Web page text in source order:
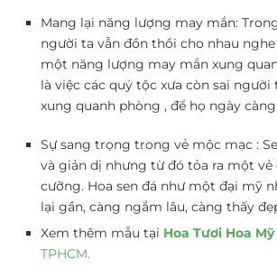
Mang lại năng lượng may mắn:
người ta vẫn đồn thổi cho nhau
một năng lượng may mắn xung
là việc các quý tộc xưa còn sai người
xung quanh phòng , để họ ngày
Sự sang trọng trong vẻ mộc mạc :
và giản dị nhưng từ đó tỏa ra một
cưỡng. Hoa sen đá như một đại mỹ
lại gần, càng ngắm lâu, càng thấy
Xem thêm mẫu tại Hoa Tươi Hoa Mỹ
TPHCM.